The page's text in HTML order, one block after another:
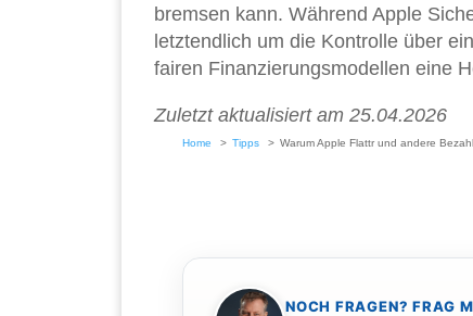
bremsen kann. Während Apple
letztendlich um die Kontrolle über
fairen Finanzierungsmodellen eine
Zuletzt aktualisiert am 25.04.2026
Home Tipps Warum Apple Flattr und andere
NOCH FRAGEN? FRAG